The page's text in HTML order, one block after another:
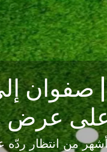
نجح الإخاء